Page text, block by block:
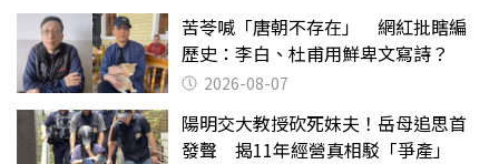
苦苓喊「唐朝不存在」 網紅批瞎編
歷史：李白、杜甫用鮮卑文寫詩？
2026-08-07
陽明交大教授砍死妹夫！岳母追思首
發聲 揭11年經營真相駁「爭產」